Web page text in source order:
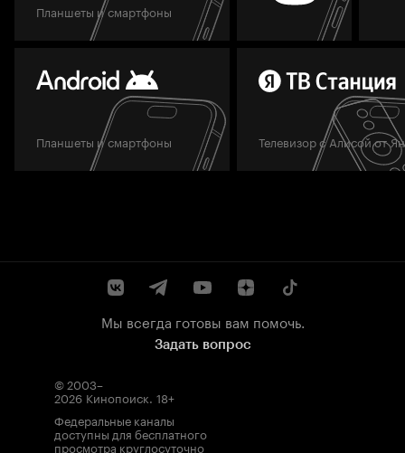
Планшеты и смартфоны
Планшеты и смартфоны Телевизор с Алисой от
Мы всегда готовы вам помочь.
Задать вопрос
© 2003–
2026 Кинопоиск. 18+
Федеральные каналы
доступны для бесплатного
просмотра круглосуточно